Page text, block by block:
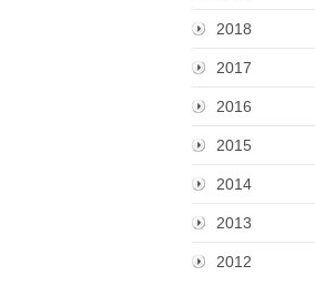
2018
2017
2016
2015
2014
2013
2012